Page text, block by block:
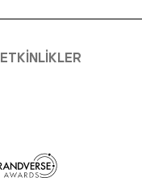
ETKINLIKLER